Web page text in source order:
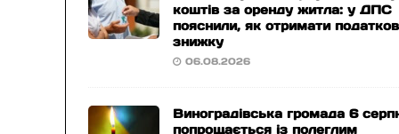
коштів за оренду житла: у ДПС
пояснили, як отримати
знижку
06.08.2026
Виноградівська громада 6
попрощається із полеглим